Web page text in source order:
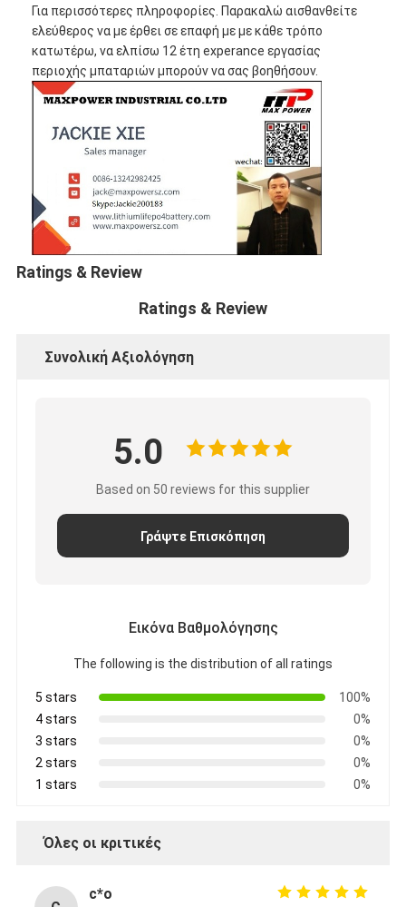
Για περισσότερες πληροφορίες. Παρακαλώ αισθανθείτε
ελεύθερος να με έρθει σε επαφή με με κάθε τρόπο
κατωτέρω, να ελπίσω 12 έτη experance εργασίας
περιοχής μπαταριών μπορούν να σας βοηθήσουν.
Ratings & Review
Ratings & Review
Συνολική Αξιολόγηση
5.0
Based on 50 reviews for this supplier
Γράψτε Επισκόπηση
Εικόνα Βαθμολόγησης
The following is the distribution of all ratings
5 stars
100%
4 stars
0%
3 stars
0%
2 stars
0%
1 stars
0%
Όλες οι κριτικές
c*o